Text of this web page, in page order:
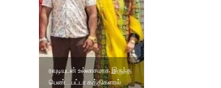
ரவுடியுடன் உல்லாசமாக இருந்த
பெண்....பட்டா கத்திகளால்